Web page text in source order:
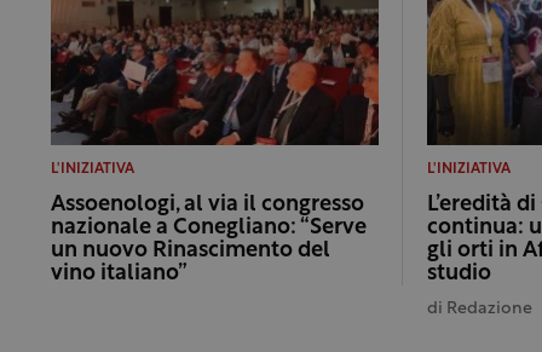
L'INIZIATIVA
Assoenologi, al via il congresso
nazionale a Conegliano: “Serve
un nuovo Rinascimento del
vino italiano”
L'INIZIATIVA
L’eredità
continua:
gli orti in
studio
di Redazione